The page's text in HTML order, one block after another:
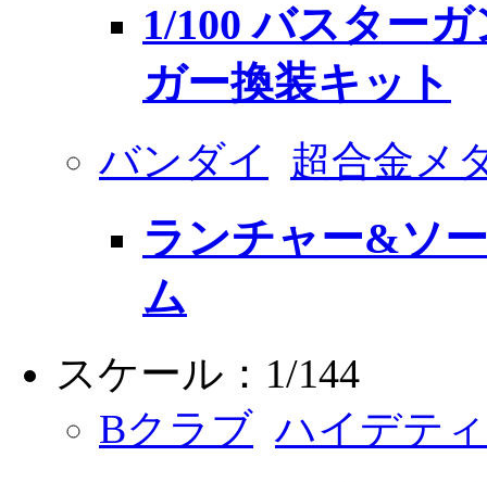
1/100 バスター
ガー換装キット
バンダイ 超合金メ
ランチャー&ソ
ム
スケール：1/144
Bクラブ ハイデテ